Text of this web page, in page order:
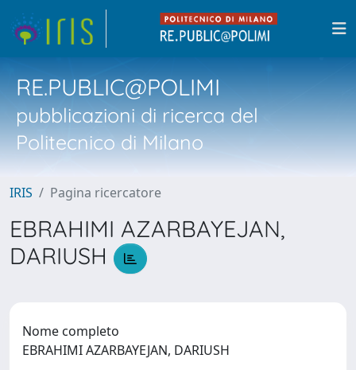
RE.PUBLIC@POLIMI
pubblicazioni di ricerca del
Politecnico di Milano
IRIS Pagina ricercatore
EBRAHIMI AZARBAYEJAN,
DARIUSH
Nome completo
EBRAHIMI AZARBAYEJAN, DARIUSH